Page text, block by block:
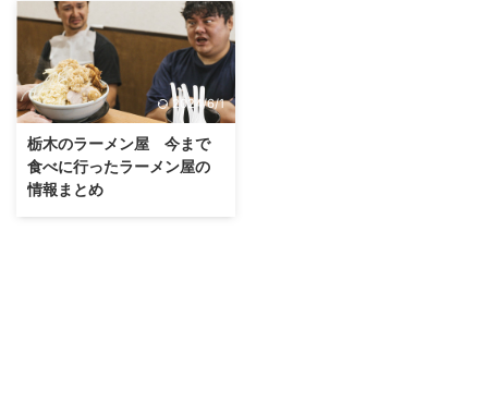
2024/6/1
栃木のラーメン屋 今まで
食べに行ったラーメン屋の
情報まとめ